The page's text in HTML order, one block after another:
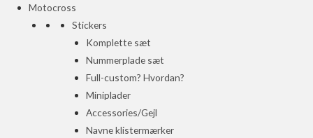
Motocross
Stickers
Komplette sæt
Nummerplade sæt
Full-custom? Hvordan?
Miniplader
Accessories/Gejl
Navne klistermærker